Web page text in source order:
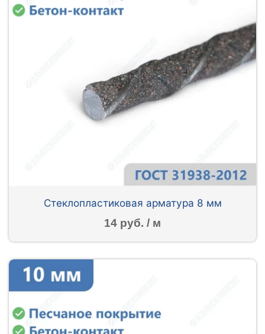
Стеклопластиковая арматура 8 мм
14 руб. / м